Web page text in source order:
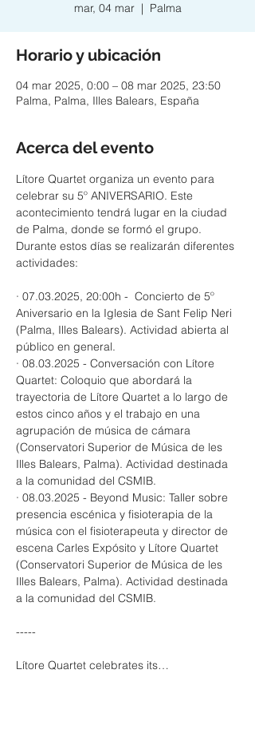
mar, 04 mar
  |
Palma
Horario y ubicación
04 mar 2025, 0:00 – 08 mar 2025, 23:50
Palma, Palma, Illes Balears, España
Acerca del evento
Lítore Quartet organiza un evento para
celebrar su 5º ANIVERSARIO. Este
acontecimiento tendrá lugar en la ciudad
de Palma, donde se formó el grupo.
Durante estos días se realizarán diferentes
actividades:
· 07.03.2025, 20:00h -  Concierto de 5º
Aniversario en la Iglesia de Sant Felip Neri
(Palma, Illes Balears). Actividad abierta al
público en general.
· 08.03.2025 - Conversación con Lítore
Quartet: Coloquio que abordará la
trayectoria de Lítore Quartet a lo largo de
estos cinco años y el trabajo en una
agrupación de música de cámara
(Conservatori Superior de Música de les
Illes Balears, Palma). Actividad destinada
a la comunidad del CSMIB.
· 08.03.2025 - Beyond Music: Taller sobre
presencia escénica y fisioterapia de la
música con el fisioterapeuta y director de
escena Carles Expósito y Lítore Quartet
(Conservatori Superior de Música de les
Illes Balears, Palma). Actividad destinada
a la comunidad del CSMIB.
-----
Lítore Quartet celebrates its…